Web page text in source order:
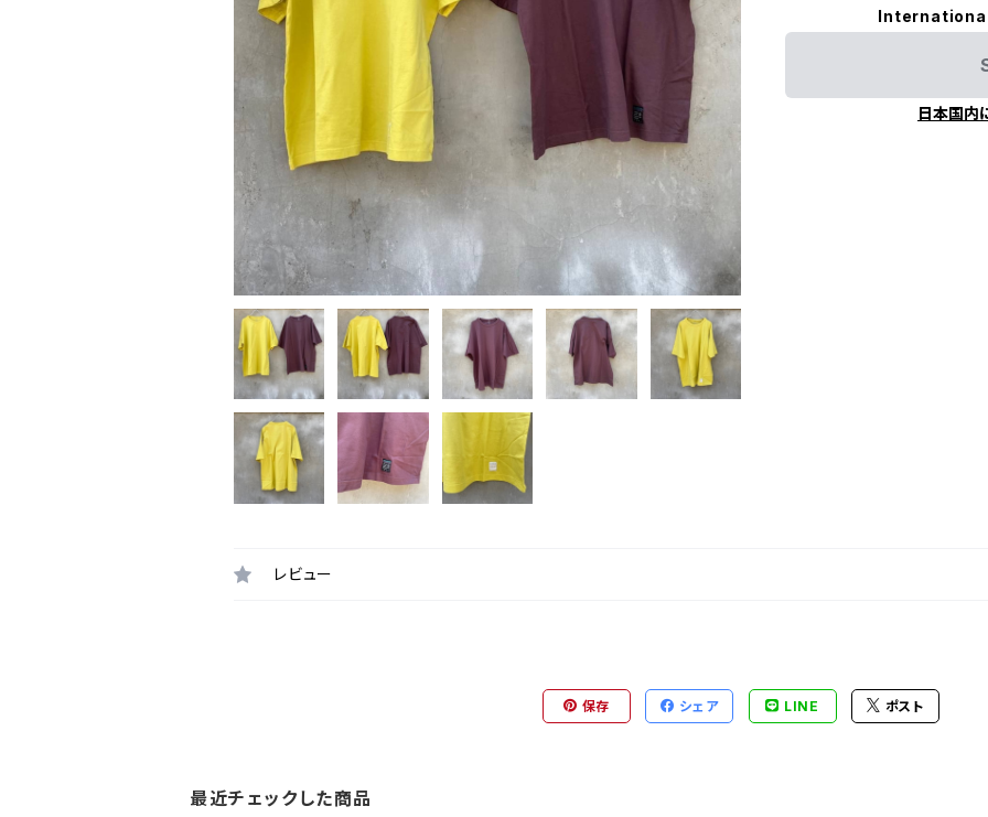
日本国内
レビュー
保存 シェア LINE ポスト
最近チェックした商品